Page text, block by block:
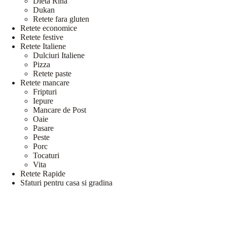
Dukan
Retete fara gluten
Retete economice
Retete festive
Retete Italiene
Dulciuri Italiene
Pizza
Retete paste
Retete mancare
Fripturi
Iepure
Mancare de Post
Oaie
Pasare
Peste
Porc
Tocaturi
Vita
Retete Rapide
Sfaturi pentru casa si gradina